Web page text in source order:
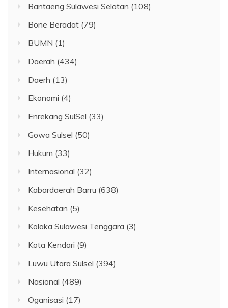
Bantaeng Sulawesi Selatan (108)
Bone Beradat (79)
BUMN (1)
Daerah (434)
Daerh (13)
Ekonomi (4)
Enrekang SulSel (33)
Gowa Sulsel (50)
Hukum (33)
Internasional (32)
Kabardaerah Barru (638)
Kesehatan (5)
Kolaka Sulawesi Tenggara (3)
Kota Kendari (9)
Luwu Utara Sulsel (394)
Nasional (489)
Oganisasi (17)